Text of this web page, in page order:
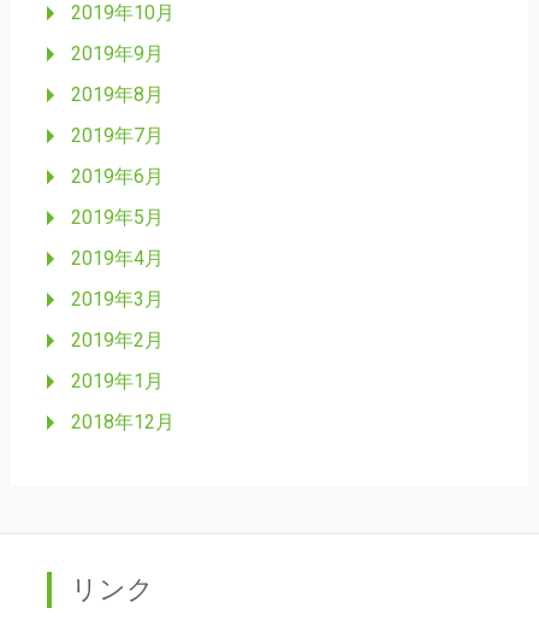
2019年10月
2019年9月
2019年8月
2019年7月
2019年6月
2019年5月
2019年4月
2019年3月
2019年2月
2019年1月
2018年12月
リンク